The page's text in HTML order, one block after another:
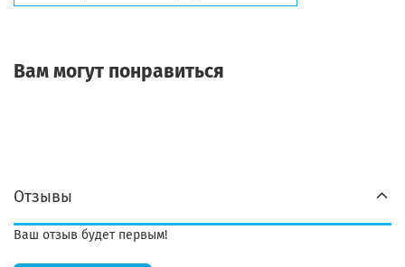
Вам могут понравиться
Отзывы
Ваш отзыв будет первым!